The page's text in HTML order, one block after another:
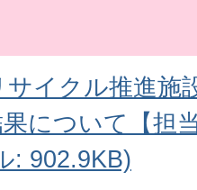
イクル推進施
について【担
: 902.9KB)